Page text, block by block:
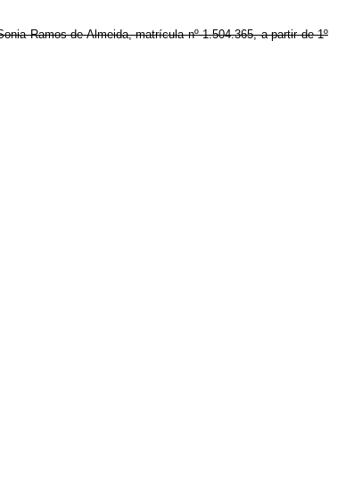
Ramos de Almeida, matrícula nº 1.504.365, a partir de 1º